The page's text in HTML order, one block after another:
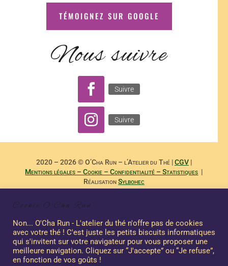
TÉMOIGNEZ SUR GOOGLE
Nous suivre
Suivre
Suivre
2020 – 2026 © O’Cha Run – l’Atelier du Thé |CGV|
Mentions légales – Cookie – Confidentialité – Statistiques |
RéalisationSylbohec
Photographies deNicole Boubee Photographe
Ce site a été financé à l’aide du FEDER dans le cadre de la réponse de
Cookie O'Cha Run
Non... O'Cha Run - L'atelier du thé n'offre pas de cookies
avec votre thé ! C'est juste les petits biscuits informatiques
qui s'invitent sur votre navigateur pour vous proposer une
meilleure navigation. Cliquez sur “J'accepte” ou “Je refuse”,
en fonction de vos goûts !